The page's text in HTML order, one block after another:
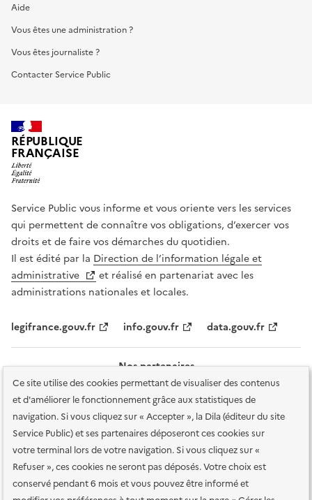
Ce site utilise des cookies permettant de visualiser des contenus
et d'améliorer le fonctionnement grâce aux statistiques de
navigation. Si vous cliquez sur « Accepter », la Dila (éditeur du site
Service Public) et ses partenaires déposeront ces cookies sur
votre terminal lors de votre navigation. Si vous cliquez sur «
Refuser », ces cookies ne seront pas déposés. Votre choix est
conservé pendant 6 mois et vous pouvez être informé et
Aide
Vous êtes une administration ?
Vous êtes journaliste ?
Contacter Service Public
RÉPUBLIQUE
FRANÇAISE
Service Public vous informe et vous oriente vers les services
qui permettent de connaître vos obligations, d’exercer vos
droits et de faire vos démarches du quotidien.
Il est édité par la Direction de l’information légale et
administrative
et réalisé en partenariat avec les
administrations nationales et locales.
legifrance.gouv.fr info.gouv.fr data.gouv.fr
Nos partenaires
Plan du site Accessibilité : totalement conforme
Accessibilité des
services en ligne Mentions légales Données personnelles et sécurité